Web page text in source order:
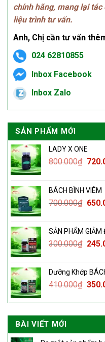
chính hãng, mang lại
liệu trình tư vấn.
Anh, Chị cần tư vấn
024 62810855
Inbox Facebook
Inbox Zalo
SẢN PHẨM MỚI
LADY X ONE
800.000₫
BÁCH BÌNH VIÊM
700.000₫
SẢN PHẨM GIẢM
300.000₫
Dưỡng Khớp
410.000₫
BÀI VIẾT MỚI